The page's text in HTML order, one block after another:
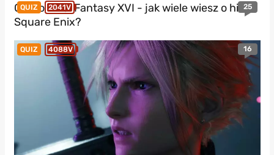
QUIZ 2041V 25
Quiz o Final Fantasy XVI - jak wiele wiesz o hicie
Square Enix?
QUIZ 4088V 16